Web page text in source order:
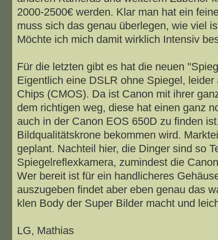
2000-2500€ werden. Klar man hat ein
muss sich das genau überlegen, wie viel
Möchte ich mich damit wirklich Intensiv
Für die letzten gibt es hat die neuen
Eigentlich eine DSLR ohne Spiegel,
Chips (CMOS). Da ist Canon mit ihrer
dem richtigen weg, diese hat einen ganz
auch in der Canon EOS 650D zu finden
Bildqualitätskrone bekommen wird.
geplant. Nachteil hier, die Dinger sind so
Spiegelreflexkamera, zumindest die
Wer bereit ist für ein handlicheres
auszugeben findet aber eben genau das
klen Body der Super Bilder macht und
LG, Mathias